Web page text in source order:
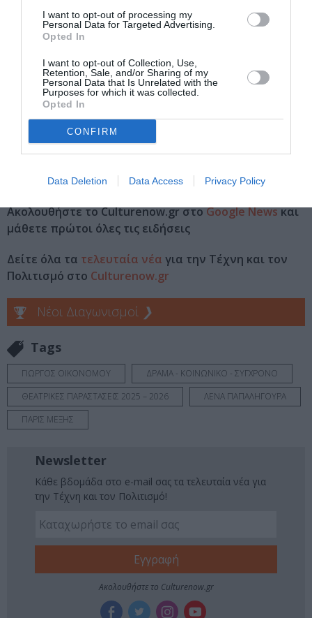
I want to opt-out of processing my
Personal Data for Targeted Advertising.
Opted In
I want to opt-out of Collection, Use,
Retention, Sale, and/or Sharing of my
Personal Data that Is Unrelated with the
Purposes for which it was collected.
Opted In
CONFIRM
Data Deletion Data Access Privacy Policy
Θέατρο Αριστοτέλειον, Εθ. Αμύνης 2, Θεσσαλονίκη
Θέατρο Αριστοτέλειον
Eισιτήρια:
Α Ζώνη: 22€ | Β Ζώνη: 20€, μειωμένο 18€ | Γ Ζώνη:
17€ (εξώστης)
Πληροφορίες / Κρατήσεις:
Ακολουθήστε το Culturenow.gr στοGoogle Newsκαι
μάθετε πρώτοι όλες τις ειδήσεις
Δείτε όλα τα τελευταία νέα για την Τέχνη και τον
Πολιτισμό στο Culturenow.gr
Νέοι Διαγωνισμοί ❯
Tags
ΓΙΩΡΓΟΣ ΟΙΚΟΝΟΜΟΥ
ΔΡΑΜΑ - ΚΟΙΝΩΝΙΚΟ - ΣΥΓΧΡΟΝΟ
ΘΕΑΤΡΙΚΕΣ ΠΑΡΑΣΤΑΣΕΙΣ 2025 – 2026
ΛΕΝΑ ΠΑΠΑΛΗΓΟΥΡΑ
ΠΑΡΙΣ ΜΕΞΗΣ
Newsletter
Κάθε βδομάδα στο e-mail σας τα τελευταία νέα για
την Τέχνη και τον Πολιτισμό!
Ακολουθήστε το Culturenow.gr